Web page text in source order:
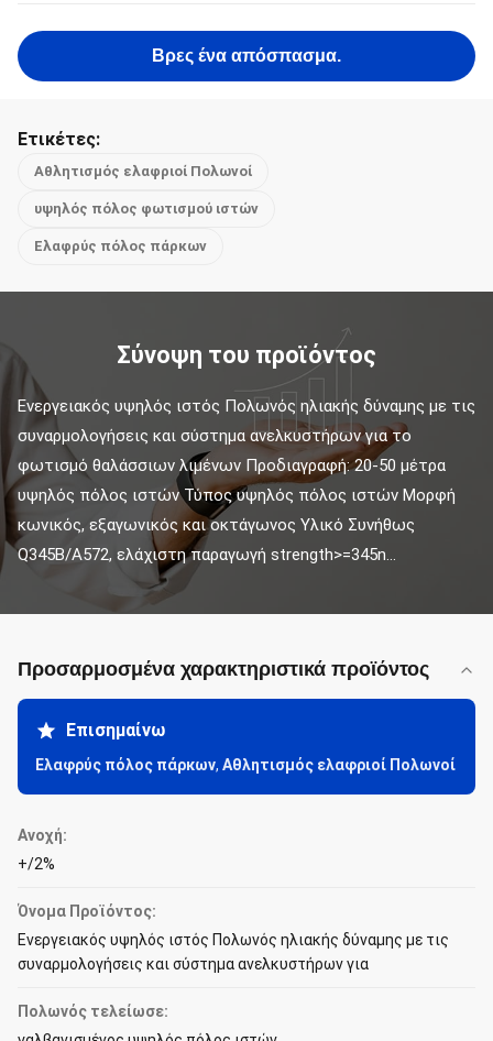
Βρες ένα απόσπασμα.
Ετικέτες:
Αθλητισμός ελαφριοί Πολωνοί
υψηλός πόλος φωτισμού ιστών
Ελαφρύς πόλος πάρκων
Σύνοψη του προϊόντος
Ενεργειακός υψηλός ιστός Πολωνός ηλιακής δύναμης με τις
συναρμολογήσεις και σύστημα ανελκυστήρων για το
φωτισμό θαλάσσιων λιμένων Προδιαγραφή: 20-50 μέτρα
υψηλός πόλος ιστών Τύπος υψηλός πόλος ιστών Μορφή
κωνικός, εξαγωνικός και οκτάγωνος Υλικό Συνήθως
Q345B/A572, ελάχιστη παραγωγή strength>=345n...
Προσαρμοσμένα χαρακτηριστικά προϊόντος
Επισημαίνω
Ελαφρύς πόλος πάρκων, Αθλητισμός ελαφριοί Πολωνοί
Ανοχή:
+/2%
Όνομα Προϊόντος:
Ενεργειακός υψηλός ιστός Πολωνός ηλιακής δύναμης με τις
συναρμολογήσεις και σύστημα ανελκυστήρων για
Πολωνός τελείωσε: